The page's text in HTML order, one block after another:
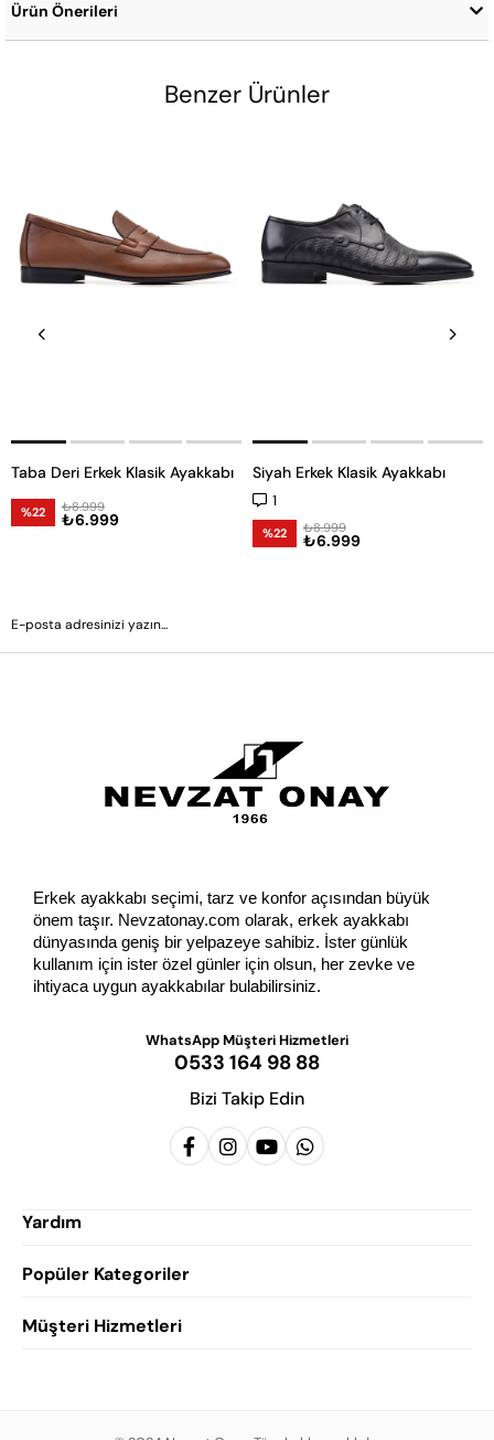
Ürün Önerileri
Benzer Ürünler
Taba Deri Erkek Klasik Ayakkabı
%22 ₺6.999
₺8.999
Siyah Erkek Klasik Ayakkabı
1
%22 ₺6.999
₺8.999
Erkek ayakkabı seçimi, tarz ve konfor açısından büyük
önem taşır. Nevzatonay.com olarak, erkek ayakkabı
dünyasında geniş bir yelpazeye sahibiz. İster günlük
kullanım için ister özel günler için olsun, her zevke ve
ihtiyaca uygun ayakkabılar bulabilirsiniz.
WhatsApp Müşteri Hizmetleri
0533 164 98 88
Bizi Takip Edin
Yardım
Popüler Kategoriler
Erkek Klasik Ayakkabı
Erkek Günlük Ayakkabı
Müşteri Hizmetleri